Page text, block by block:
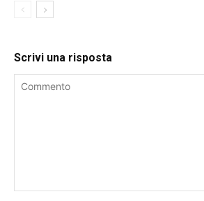
Scrivi una risposta